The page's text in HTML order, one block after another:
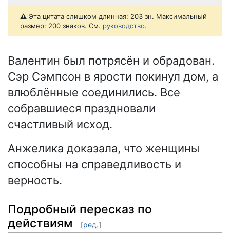
⚠️ Эта цитата слишком длинная: 203 зн. Максимальный
размер: 200 знаков. См. руководство.
Валентин был потрясён и обрадован.
Сэр Сэмпсон в ярости покинул дом, а
влюблённые соединились. Все
собравшиеся праздновали
счастливый исход.
Анжелика доказала, что женщины
способны на справедливость и
верность.
Подробный пересказ по
действиям
[ред.]